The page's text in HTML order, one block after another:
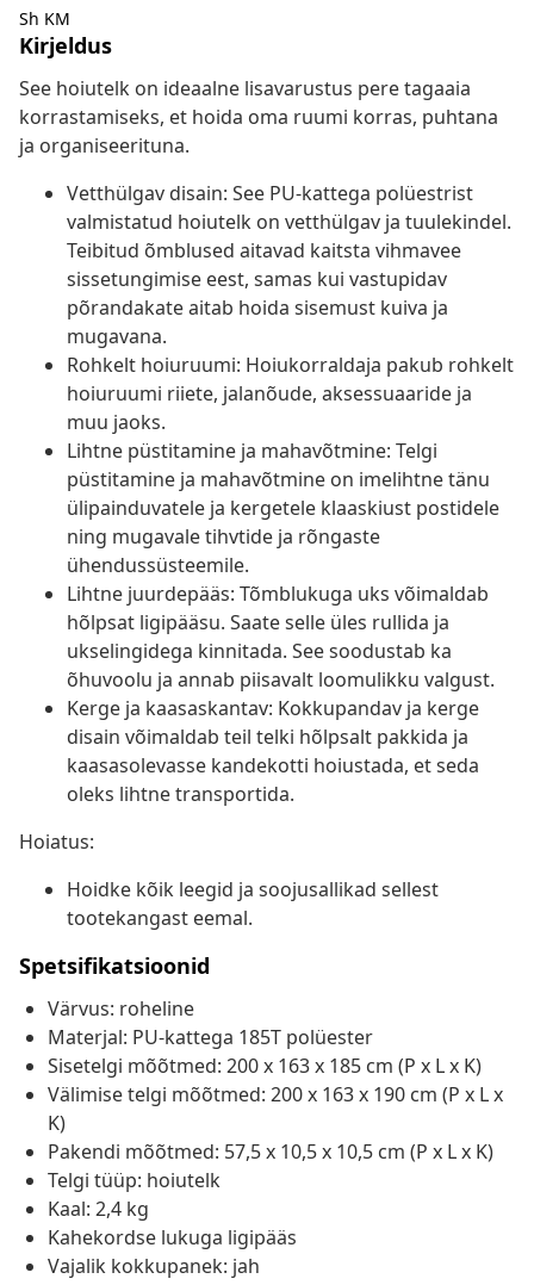
Sh KM
Kirjeldus
See hoiutelk on ideaalne lisavarustus pere tagaaia
korrastamiseks, et hoida oma ruumi korras, puhtana
ja organiseerituna.
Vetthülgav disain: See PU-kattega polüestrist
valmistatud hoiutelk on vetthülgav ja tuulekindel.
Teibitud õmblused aitavad kaitsta vihmavee
sissetungimise eest, samas kui vastupidav
põrandakate aitab hoida sisemust kuiva ja
mugavana.
Rohkelt hoiuruumi: Hoiukorraldaja pakub rohkelt
hoiuruumi riiete, jalanõude, aksessuaaride ja
muu jaoks.
Lihtne püstitamine ja mahavõtmine: Telgi
püstitamine ja mahavõtmine on imelihtne tänu
ülipainduvatele ja kergetele klaaskiust postidele
ning mugavale tihvtide ja rõngaste
ühendussüsteemile.
Lihtne juurdepääs: Tõmblukuga uks võimaldab
hõlpsat ligipääsu. Saate selle üles rullida ja
ukselingidega kinnitada. See soodustab ka
õhuvoolu ja annab piisavalt loomulikku valgust.
Kerge ja kaasaskantav: Kokkupandav ja kerge
disain võimaldab teil telki hõlpsalt pakkida ja
kaasasolevasse kandekotti hoiustada, et seda
oleks lihtne transportida.
Hoiatus:
Hoidke kõik leegid ja soojusallikad sellest
tootekangast eemal.
Spetsifikatsioonid
Värvus: roheline
Materjal: PU-kattega 185T polüester
Sisetelgi mõõtmed: 200 x 163 x 185 cm (P x L x K)
Välimise telgi mõõtmed: 200 x 163 x 190 cm (P x L x
K)
Pakendi mõõtmed: 57,5 x 10,5 x 10,5 cm (P x L x K)
Telgi tüüp: hoiutelk
Kaal: 2,4 kg
Kahekordse lukuga ligipääs
Vajalik kokkupanek: jah